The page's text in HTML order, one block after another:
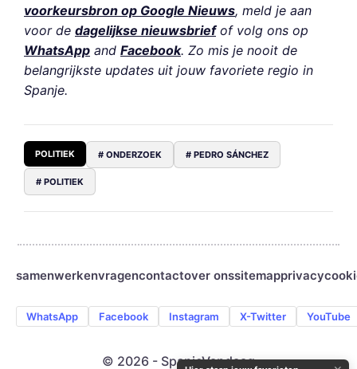
voorkeursbron op Google Nieuws, meld je aan
voor de dagelijkse nieuwsbriefof volg ons op
WhatsApp and Facebook. Zo mis je nooit de
belangrijkste updates uit jouw favoriete regio in
Spanje.
POLITIEK # ONDERZOEK # PEDRO SÁNCHEZ
# POLITIEK
samenwerkenvragencontactover onssitemapprivacy
WhatsApp Facebook Instagram X-Twitter YouTube
© 2026 - SpanjeVandaag